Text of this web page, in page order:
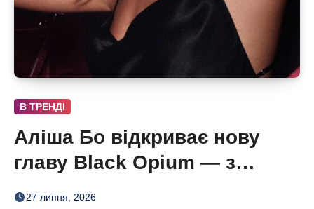
В ТРЕНДІ
Аліша Бо відкриває нову
главу Black Opium — з
ароматом полуниці, кави й
27 липня, 2026